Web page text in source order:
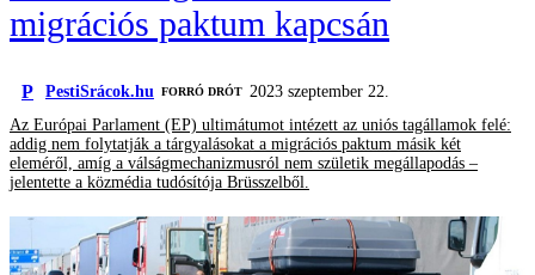
migrációs paktum kapcsán
P PestiSrácok.hu FORRÓ DRÓT
2023 szeptember 22.
Az Európai Parlament (EP) ultimátumot intézett az uniós tagállamok felé:
addig nem folytatják a tárgyalásokat a migrációs paktum másik két
eleméről, amíg a válságmechanizmusról nem születik megállapodás –
jelentette a közmédia tudósítója Brüsszelből.